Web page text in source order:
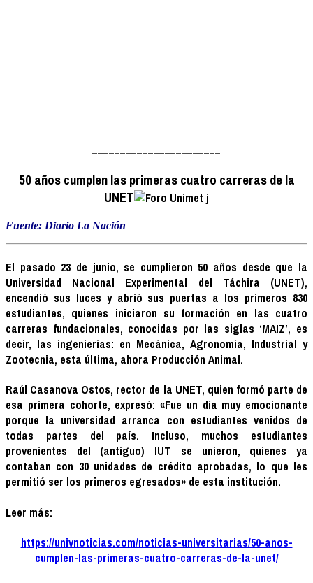
50 años cumplen las primeras cuatro carreras de la
UNET
Fuente: Diario La Nación
El pasado 23 de junio, se cumplieron 50 años desde que la
Universidad Nacional Experimental del Táchira (UNET),
encendió sus luces y abrió sus puertas a los primeros 830
estudiantes, quienes iniciaron su formación en las cuatro
carreras fundacionales, conocidas por las siglas ‘MAIZ’, es
decir, las ingenierías: en Mecánica, Agronomía, Industrial y
Zootecnia, esta última, ahora Producción Animal.
Raúl Casanova Ostos, rector de la UNET, quien formó parte de
esa primera cohorte, expresó: «Fue un día muy emocionante
porque la universidad arranca con estudiantes venidos de
todas partes del país. Incluso, muchos estudiantes
provenientes del (antiguo) IUT se unieron, quienes ya
contaban con 30 unidades de crédito aprobadas, lo que les
permitió ser los primeros egresados» de esta institución.
Leer más:
https://univnoticias.com/noticias-universitarias/50-anos-
cumplen-las-primeras-cuatro-carreras-de-la-unet/